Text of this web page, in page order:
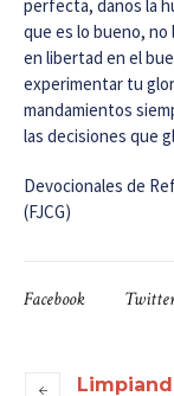
perfecta, danos la
que es lo bueno,
en libertad en el
experimentar tu
mandamientos
las decisiones que
Devocionales de
(FJCG)
Facebook